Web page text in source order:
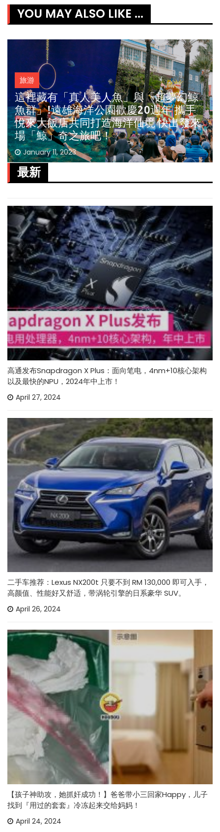
YOU MAY ALSO LIKE ...
旅游
日本北海道度假酒店新體驗!
January 11, 2023
最新
高通发布Snapdragon X Plus：面向笔电，4nm+10核心架构
以及最快的NPU，2024年中上市！
April 27, 2024
二手车推荐：Lexus NX200t 只要不到 RM 130,000 即可入手，
高颜值、性能好又舒适，带涡轮引擎的日系豪华 SUV。
April 26, 2024
【孩子神助攻，她抓奸成功！】爸爸带小三回家Happy，儿子
找到『用过的套套』冷冻起来交给妈妈！
April 24, 2024